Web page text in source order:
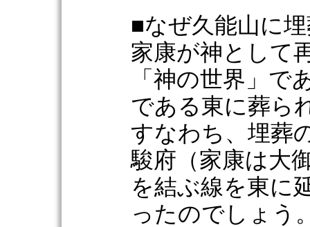
■なぜ久能山に
家康が神として
「神の世界」で
である東に葬ら
すなわち、埋葬
駿府（家康は大
を結ぶ線を東に
ったのでしょう